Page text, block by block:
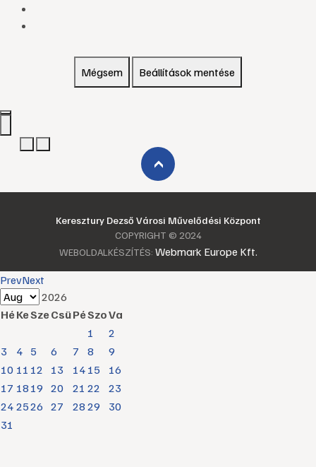
Mégsem Beállítások mentése
›
Keresztury Dezső Városi Művelődési Központ
COPYRIGHT © 2024
WEBOLDALKÉSZÍTÉS: Webmark Europe Kft.
PrevNext
2026
HéKeSzeCsüPéSzoVa
1
2
3
4 5 6 7 8
9
10 11 12 13 14 15
16
17 18 19 20 21 22
23
24 2526 27 28 29
30
31